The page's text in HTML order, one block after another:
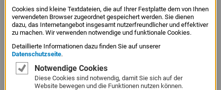
umfangreiche Geschäft der Eltern erhalten.
ÄHNLICHE ARTIKEL
Cookies sind kleine Textdateien, die auf Ihrer Festplatte dem von Ihnen
verwendeten Browser zugeordnet gespeichert werden. Sie dienen
dazu, das Internetangebot insgesamt nutzerfreundlicher und effektiver
zu machen. Wir verwenden notwendige und funktionale Cookies.
Detaillierte Informationen dazu finden Sie auf unserer
Datenschutzseite.
Notwendige Cookies
Diese Cookies sind notwendig, damit Sie sich auf der
Website bewegen und die Funktionen nutzen können.